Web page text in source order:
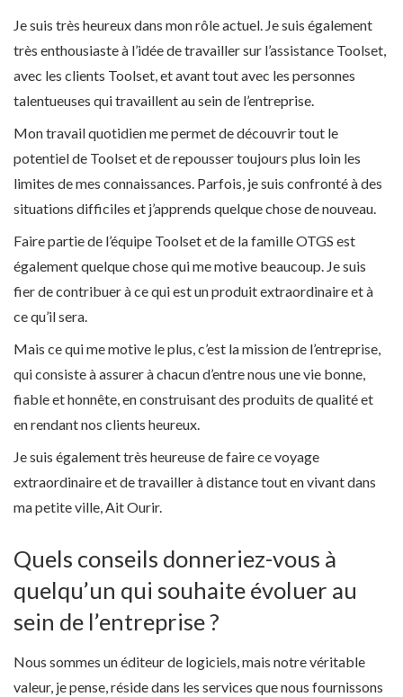
Je suis très heureux dans mon rôle actuel. Je suis également
très enthousiaste à l’idée de travailler sur l’assistance Toolset,
avec les clients Toolset, et avant tout avec les personnes
talentueuses qui travaillent au sein de l’entreprise.
Mon travail quotidien me permet de découvrir tout le
potentiel de Toolset et de repousser toujours plus loin les
limites de mes connaissances. Parfois, je suis confronté à des
situations difficiles et j’apprends quelque chose de nouveau.
Faire partie de l’équipe Toolset et de la famille OTGS est
également quelque chose qui me motive beaucoup. Je suis
fier de contribuer à ce qui est un produit extraordinaire et à
ce qu’il sera.
Mais ce qui me motive le plus, c’est la mission de l’entreprise,
qui consiste à assurer à chacun d’entre nous une vie bonne,
fiable et honnête, en construisant des produits de qualité et
en rendant nos clients heureux.
Je suis également très heureuse de faire ce voyage
extraordinaire et de travailler à distance tout en vivant dans
ma petite ville, Ait Ourir.
Quels conseils donneriez-vous à
quelqu’un qui souhaite évoluer au
sein de l’entreprise ?
Nous sommes un éditeur de logiciels, mais notre véritable
valeur, je pense, réside dans les services que nous fournissons